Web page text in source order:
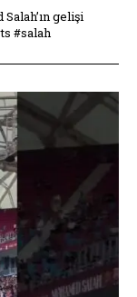
gelişi
#salah